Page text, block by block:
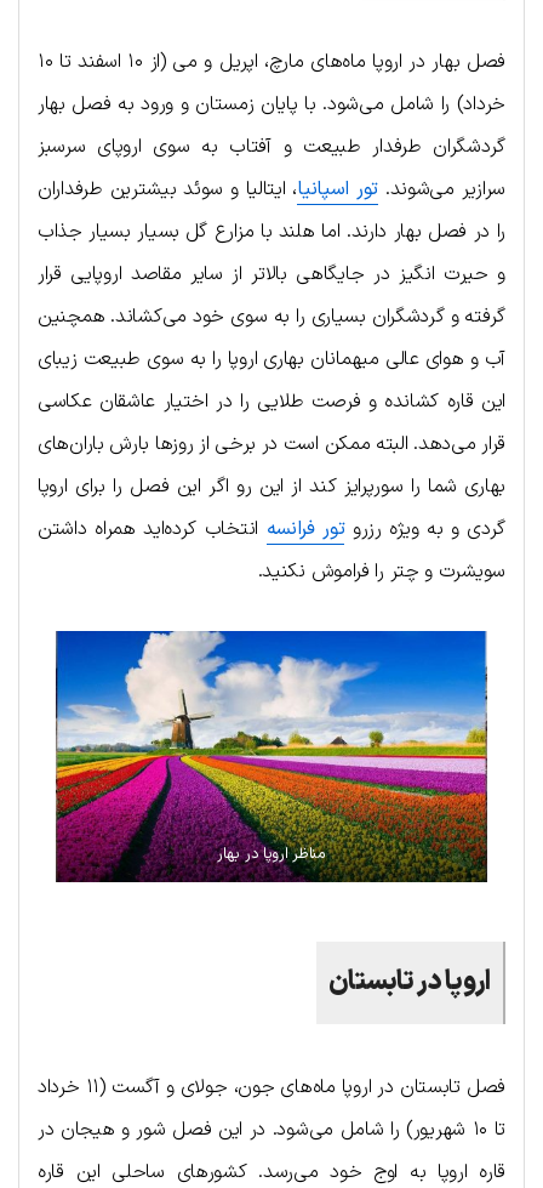
فصل بهار در اروپا ماه‌های مارچ، اپریل و می (از ۱۰ اسفند تا ۱۰
خرداد) را شامل می‌شود. با پایان زمستان و ورود به فصل بهار
گردشگران طرفدار طبیعت و آفتاب به سوی اروپای سرسبز
سرازیر می‌شوند. تور اسپانیا، ایتالیا و سوئد بیشترین طرفداران
را در فصل بهار دارند. اما هلند با مزارع گل بسیار بسیار جذاب
و حیرت انگیز در جایگاهی بالاتر از سایر مقاصد اروپایی قرار
گرفته و گردشگران بسیاری را به سوی خود می‌کشاند. همچنین
آب و هوای عالی میهمانان بهاری اروپا را به سوی طبیعت زیبای
این قاره کشانده و فرصت طلایی را در اختیار عاشقان عکاسی
قرار می‌دهد. البته ممکن است در برخی از روزها بارش باران‌های
بهاری شما را سورپرایز کند از این رو اگر این فصل را برای اروپا
گردی و به ویژه رزروتور فرانسه انتخاب کرده‌اید همراه داشتن
سویشرت و چتر را فراموش نکنید.
مناظر اروپا در بهار
اروپا در تابستان
فصل تابستان در اروپا ماه‌های جون، جولای و آگست (۱۱ خرداد
تا ۱۰ شهریور) را شامل می‌شود. در این فصل شور و هیجان در
قاره اروپا به اوج خود می‌رسد. کشورهای ساحلی این قاره